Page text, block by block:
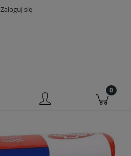
Zaloguj się